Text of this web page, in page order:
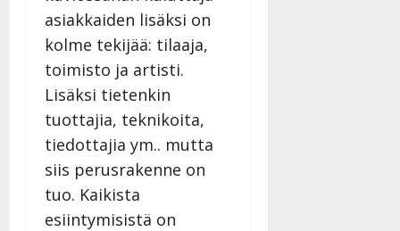
asiakkaiden lisäksi on
kolme tekijää: tilaaja,
toimisto ja artisti.
Lisäksi tietenkin
tuottajia, teknikoita,
tiedottajia ym.. mutta
siis perusrakenne on
tuo. Kaikista
esiintymisistä on